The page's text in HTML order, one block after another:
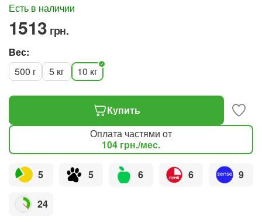
‍1513‍ грн.
Есть в наличии
Вес:
500 г
5 кг 10 кг
Купить
Оплата частями от
104 грн./мес.
5 5 6 6 9
24